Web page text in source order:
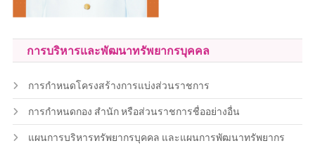
การบริหารและพัฒนาทรัพยากรบุคคล
การกำหนดโครงสร้างการแบ่งส่วนราชการ
การกำหนดกอง สำนัก หรือส่วนราชการชื่ออย่างอื่น
แผนการบริหารทรัพยากรบุคคล และแผนการพัฒนาทรัพยากร